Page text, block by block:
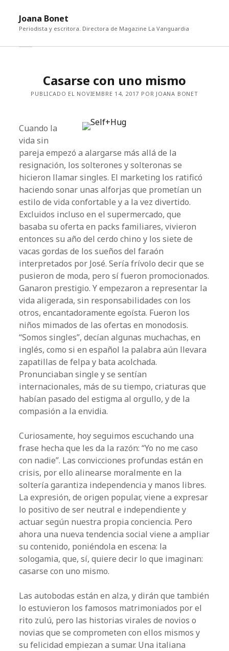
Joana Bonet
Periodista y escritora. Directora de Magazine La Vanguardia
Casarse con uno mismo
PUBLICADO EL NOVIEMBRE 14, 2017 POR JOANA BONET
Cuando la
vida sin
pareja empezó a alargarse más allá de la
resignación, los solterones y solteronas se
hicieron llamar singles. El marketing los ratificó
haciendo sonar unas alforjas que prometían un
estilo de vida confortable y a la vez divertido.
Excluidos incluso en el supermercado, que
basaba su oferta en packs familiares, vivieron
entonces su año del cerdo chino y los siete de
vacas gordas de los sueños del faraón
interpretados por José. Sería frívolo decir que se
pusieron de moda, pero sí fueron promocionados.
Ganaron prestigio. Y empezaron a representar la
vida aligerada, sin responsabilidades con los
otros, encantadoramente egoísta. Fueron los
niños mimados de las ofertas en monodosis.
“Somos singles”, decían algunas muchachas, en
inglés, como si en español la palabra aún llevara
zapatillas de felpa y bata acolchada.
Pronunciaban single y se sentían
internacionales, más de su tiempo, criaturas que
habían pasado del estigma al orgullo, y de la
compasión a la envidia.
Curiosamente, hoy seguimos escuchando una
frase hecha que les da la razón: “Yo no me caso
con nadie”. Las convicciones profundas están en
crisis, por ello alinearse moralmente en la
soltería garantiza independencia y manos libres.
La expresión, de origen popular, viene a expresar
lo positivo de ser neutral e independiente y
actuar según nuestra propia conciencia. Pero
ahora una nueva tendencia social viene a ampliar
su contenido, poniéndola en escena: la
sologamia, que, sí, quiere decir lo que imaginan:
casarse con uno mismo.
Las autobodas están en alza, y dirán que también
lo estuvieron los famosos matrimoniados por el
rito zulú, pero las historias virales de novios o
novias que se comprometen con ellos mismos y
su felicidad empiezan a sumar. Una italiana